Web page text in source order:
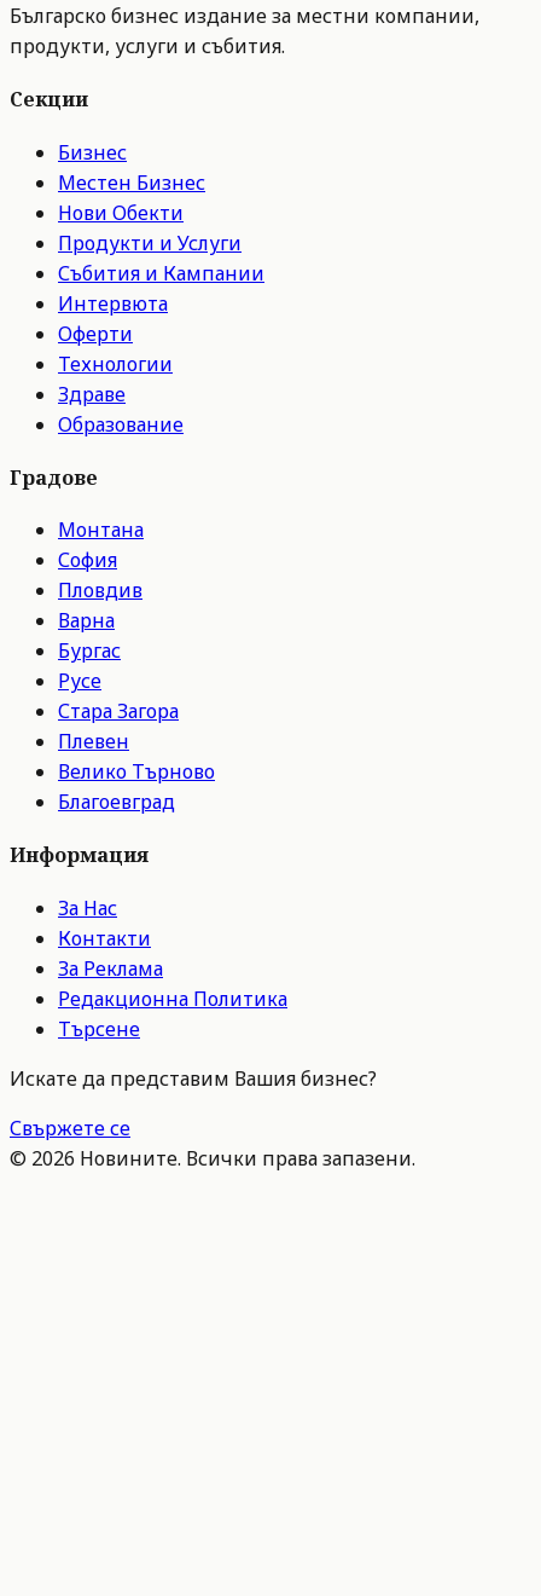
Българско бизнес издание за местни компании,
продукти, услуги и събития.
Секции
Бизнес
Местен Бизнес
Нови Обекти
Продукти и Услуги
Събития и Кампании
Интервюта
Оферти
Технологии
Здраве
Образование
Градове
Монтана
София
Пловдив
Варна
Бургас
Русе
Стара Загора
Плевен
Велико Търново
Благоевград
Информация
За Нас
Контакти
За Реклама
Редакционна Политика
Търсене
Искате да представим Вашия бизнес?
Свържете се
© 2026 Новините. Всички права запазени.